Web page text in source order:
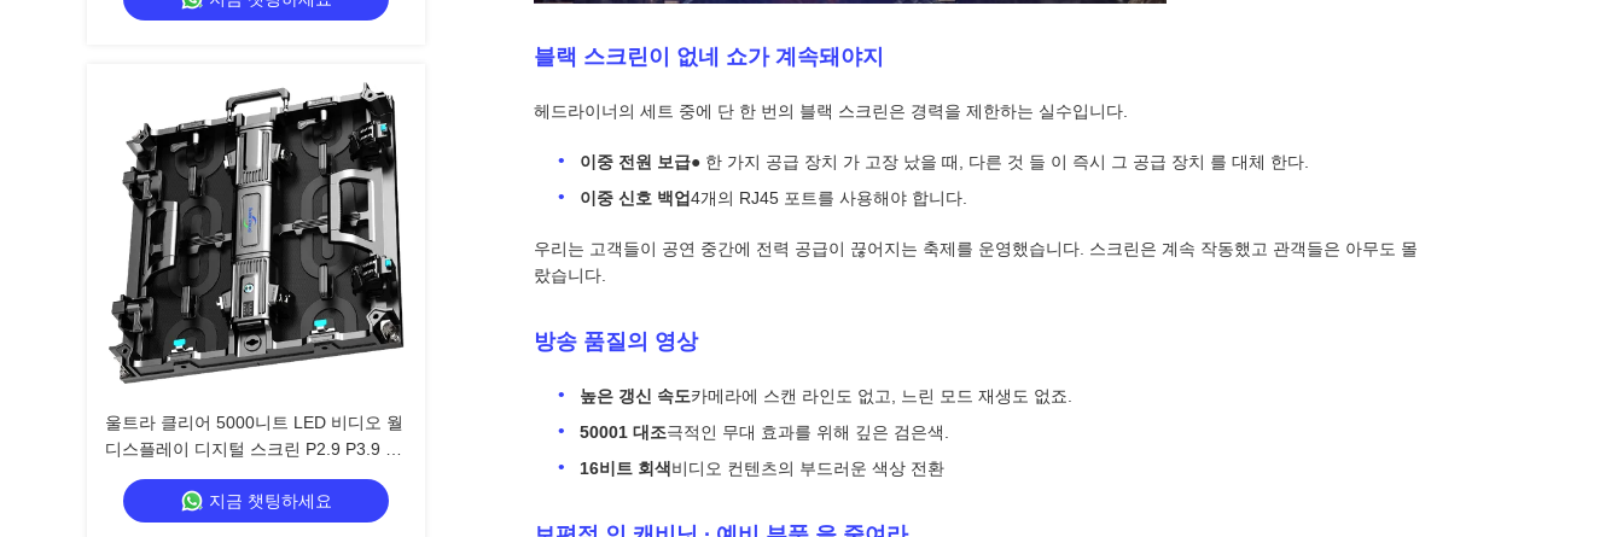
울트라 클리어 5000니트 LED 비디오 월
디스플레이 디지털 스크린 P2.9 P3.9 쇼
핑몰용
지금 챗팅하세요
블랙 스크린이 없네 쇼가 계속돼야지
헤드라이너의 세트 중에 단 한 번의 블랙 스크린은 경력을 제한하는 실수입니다.
이중 전원 보급● 한 가지 공급 장치 가 고장 났을 때, 다른 것 들 이 즉시 그 공급 장치 를 대체 한다.
이중 신호 백업4개의 RJ45 포트를 사용해야 합니다.
우리는 고객들이 공연 중간에 전력 공급이 끊어지는 축제를 운영했습니다. 스크린은 계속 작동했고 관객들은 아무도 몰
랐습니다.
방송 품질의 영상
높은 갱신 속도카메라에 스캔 라인도 없고, 느린 모드 재생도 없죠.
50001 대조극적인 무대 효과를 위해 깊은 검은색.
16비트 회색비디오 컨텐츠의 부드러운 색상 전환